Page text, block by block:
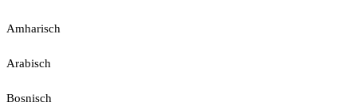
Amharisch
Arabisch
Bosnisch